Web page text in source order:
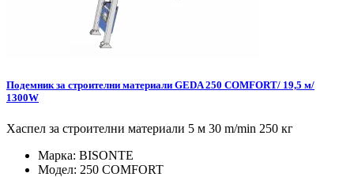
Подемник за строителни материали GEDA 250 COMFORT/ 19,5 м/
1300W
Хаспел за строителни материали 5 м 30 m/min 250 кг
Марка: BISONTE
Модел: 250 COMFORT